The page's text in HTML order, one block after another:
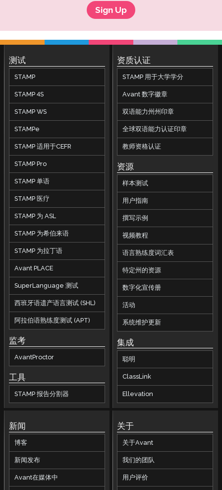
Sign Up
测试
STAMP
STAMP 4S
STAMP WS
STAMPe
STAMP 适用于CEFR
STAMP Pro
STAMP 单语
STAMP 医疗
STAMP 为 ASL
STAMP 为希伯来语
STAMP 为拉丁语
Avant PLACE
SuperLanguage 测试
西班牙语遗产语言测试 (SHL)
阿拉伯语熟练度测试 (APT)
监考
AvantProctor
工具
STAMP 报告分割器
资质认证
STAMP 用于大学学分
Avant 数字徽章
双语能力州州印章
全球双语能力认证印章
教师资格认证
资源
样本测试
用户指南
撰写示例
视频教程
语言熟练度词汇表
特定州的资源
数字化宣传册
活动
系统维护更新
集成
聪明
ClassLink
Ellevation
新闻
博客
新闻发布
Avant在媒体中
关于
关于Avant
我们的团队
用户评价